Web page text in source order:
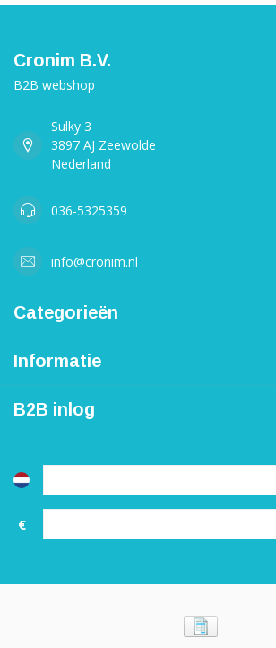
Cronim B.V.
B2B webshop
Sulky 3
3897 AJ Zeewolde
Nederland
036-5325359
info@cronim.nl
Categorieën
Informatie
B2B inlog
€